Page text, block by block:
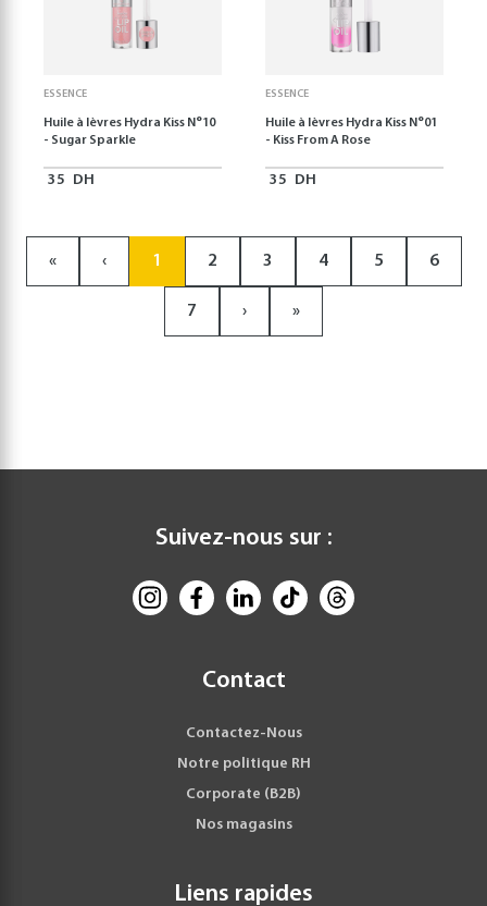
ESSENCE
Huile à lèvres Hydra Kiss N°10
- Sugar Sparkle
35 DH
ESSENCE
Huile à lèvres Hydra Kiss N°01
- Kiss From A Rose
35 DH
« ‹ 1 2 3 4 5 6
7 › »
Suivez-nous sur :
Contact
Contactez-Nous
Notre politique RH
Corporate (B2B)
Nos magasins
Liens rapides